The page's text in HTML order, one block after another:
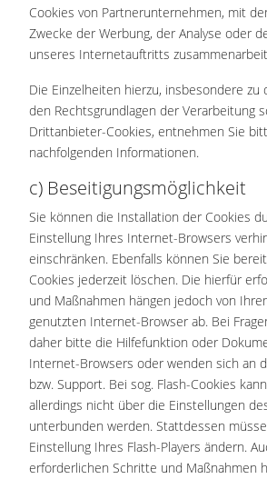
Cookies von Partnerunternehmen, mit
Zwecke der Werbung, der Analyse oder
unseres Internetauftritts
Die Einzelheiten hierzu, insbesondere zu
den Rechtsgrundlagen der Verarbeitung
Drittanbieter-Cookies, entnehmen Sie
nachfolgenden Informationen.
c) Beseitigungsmöglichkeit
Sie können die Installation der Cookies
Einstellung Ihres Internet-Browsers
einschränken. Ebenfalls können Sie
Cookies jederzeit löschen. Die hierfür
und Maßnahmen hängen jedoch von
genutzten Internet-Browser ab. Bei
daher bitte die Hilfefunktion oder
Internet-Browsers oder wenden sich an
bzw. Support. Bei sog. Flash-Cookies
allerdings nicht über die Einstellungen
unterbunden werden. Stattdessen
Einstellung Ihres Flash-Players ändern.
erforderlichen Schritte und Maßnahmen